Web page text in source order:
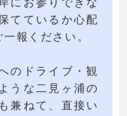
にお参りできな
てているか心配
報ください。
のドライブ・観
うな二見ヶ浦の
兼ねて、直接い